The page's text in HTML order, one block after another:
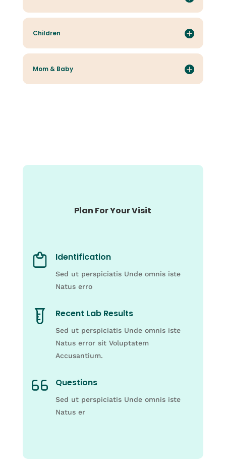
Children
Mom & Baby
Plan For Your Visit
Identification
Sed ut perspiciatis Unde omnis iste
Natus erro
Recent Lab Results
Sed ut perspiciatis Unde omnis iste
Natus error sit Voluptatem
Accusantium.
Questions
Sed ut perspiciatis Unde omnis iste
Natus er